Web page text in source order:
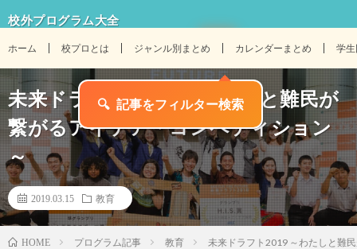
校外プログラム大全
ホーム 校プロとは ジャンル別まとめ カレンダーまとめ 学
未来ドラフト2019 ～わたしと難民が
繋がるアイデア・コンペティション
～
2019.03.15 教育
HOME プログラム記事 教育 未来ドラフト2019 ～わたしと難
🔍 記事をフィルター検索